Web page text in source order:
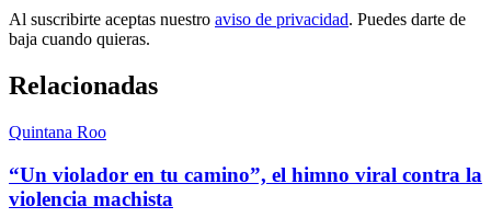
Al suscribirte aceptas nuestro aviso de privacidad. Puedes darte de
baja cuando quieras.
Relacionadas
Quintana Roo
“Un violador en tu camino”, el himno viral contra la
violencia machista